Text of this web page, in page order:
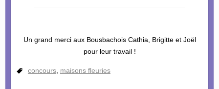
Un grand merci aux Bousbachois Cathia, Brigitte et Joël
pour leur travail !
concours, maisons fleuries